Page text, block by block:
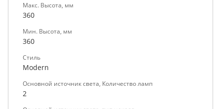
Макс. Высота, мм
360
Мин. Высота, мм
360
Стиль
Modern
Основной источник света, Количество ламп
2